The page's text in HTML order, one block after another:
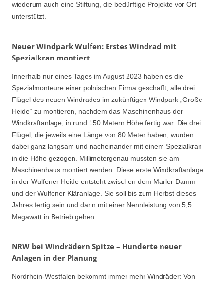
wiederum auch eine Stiftung, die bedürftige Projekte vor Ort
unterstützt.
Neuer Windpark Wulfen: Erstes Windrad mit
Spezialkran montiert
Innerhalb nur eines Tages im August 2023 haben es die
Spezialmonteure einer polnischen Firma geschafft, alle drei
Flügel des neuen Windrades im zukünftigen Windpark „Große
Heide“ zu montieren, nachdem das Maschinenhaus der
Windkraftanlage, in rund 150 Metern Höhe fertig war. Die drei
Flügel, die jeweils eine Länge von 80 Meter haben, wurden
dabei ganz langsam und nacheinander mit einem Spezialkran
in die Höhe gezogen. Millimetergenau mussten sie am
Maschinenhaus montiert werden. Diese erste Windkraftanlage
in der Wulfener Heide entsteht zwischen dem Marler Damm
und der Wulfener Kläranlage. Sie soll bis zum Herbst dieses
Jahres fertig sein und dann mit einer Nennleistung von 5,5
Megawatt in Betrieb gehen.
NRW bei Windrädern Spitze – Hunderte neuer
Anlagen in der Planung
Nordrhein-Westfalen bekommt immer mehr Windräder: Von